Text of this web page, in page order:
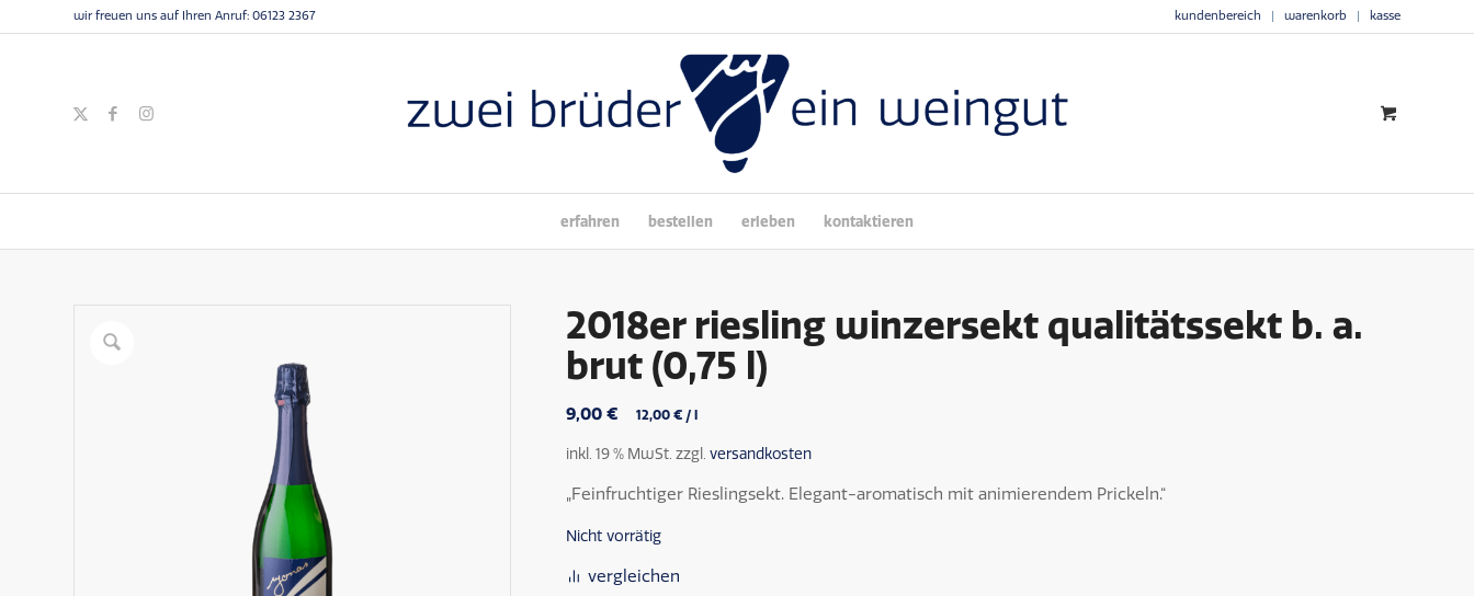
kundenbereich warenkorb kasse
wir freuen uns auf Ihren Anruf: 06123 2367
erfahren bestellen erleben kontaktieren
2018er riesling winzersekt qualitätssekt b. a.
brut (0,75 l)
9,00€ 12,00€ /l
inkl. 19 % MwSt. zzgl.versandkosten
„Feinfruchtiger Rieslingsekt. Elegant-aromatisch mit animierendem Prickeln.“
Nicht vorrätig
vergleichen